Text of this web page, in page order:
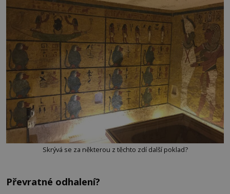
Skrývá se za některou z těchto zdí další poklad?
Převratné odhalení?